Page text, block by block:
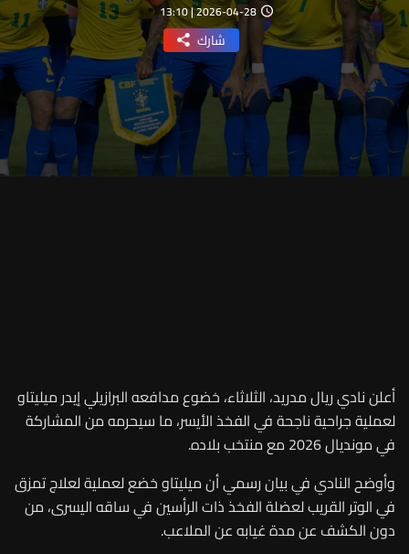
2026-04-28 | 13:10
شارك
أعلن نادي ريال مدريد، الثلاثاء، خضوع مدافعه البرازيلي إيدر ميليتاو
لعملية جراحية ناجحة في الفخذ الأيسر، ما سيحرمه من المشاركة
في مونديال 2026 مع منتخب بلاده
.
وأوضح النادي في بيان رسمي أن ميليتاو خضع لعملية لعلاج تمزق
في الوتر القريب لعضلة الفخذ ذات الرأسين في ساقه اليسرى، من
دون الكشف عن مدة غيابه عن الملاعب.